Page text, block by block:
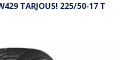
TARJOUS! 225/50-17 T